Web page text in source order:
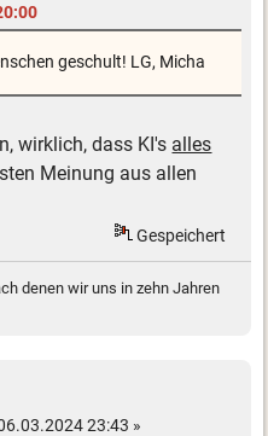
geschult! LG, Micha
wirklich, dass KI's alles
Meinung aus allen
Gespeichert
denen wir uns in zehn Jahren
23:43 »